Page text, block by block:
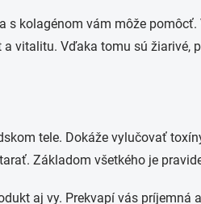
s kolagénom vám môže pomôcť.
a vitalitu. Vďaka tomu sú žiarivé,
tele. Dokáže vylučovať
. Základom všetkého je
aj vy. Prekvapí vás príjemná